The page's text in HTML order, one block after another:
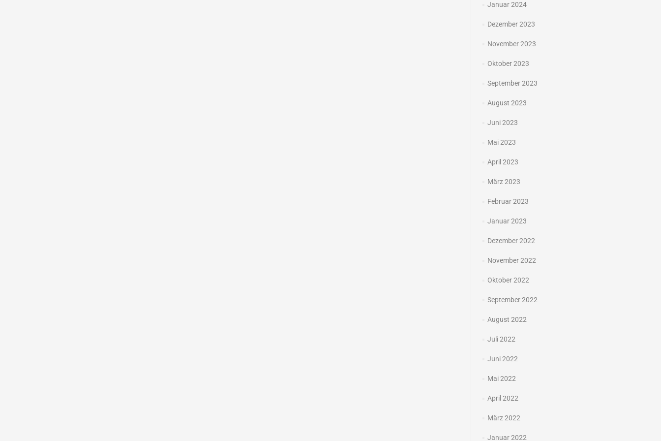
Januar 2024
Dezember 2023
November 2023
Oktober 2023
September 2023
August 2023
Juni 2023
Mai 2023
April 2023
März 2023
Februar 2023
Januar 2023
Dezember 2022
November 2022
Oktober 2022
September 2022
August 2022
Juli 2022
Juni 2022
Mai 2022
April 2022
März 2022
Januar 2022